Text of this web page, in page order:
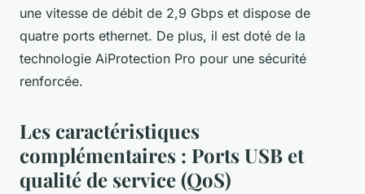
une vitesse de débit de 2,9 Gbps et dispose de
quatre ports ethernet. De plus, il est doté de la
technologie AiProtection Pro pour une sécurité
renforcée.
Les caractéristiques
complémentaires : Ports USB et
qualité de service (QoS)